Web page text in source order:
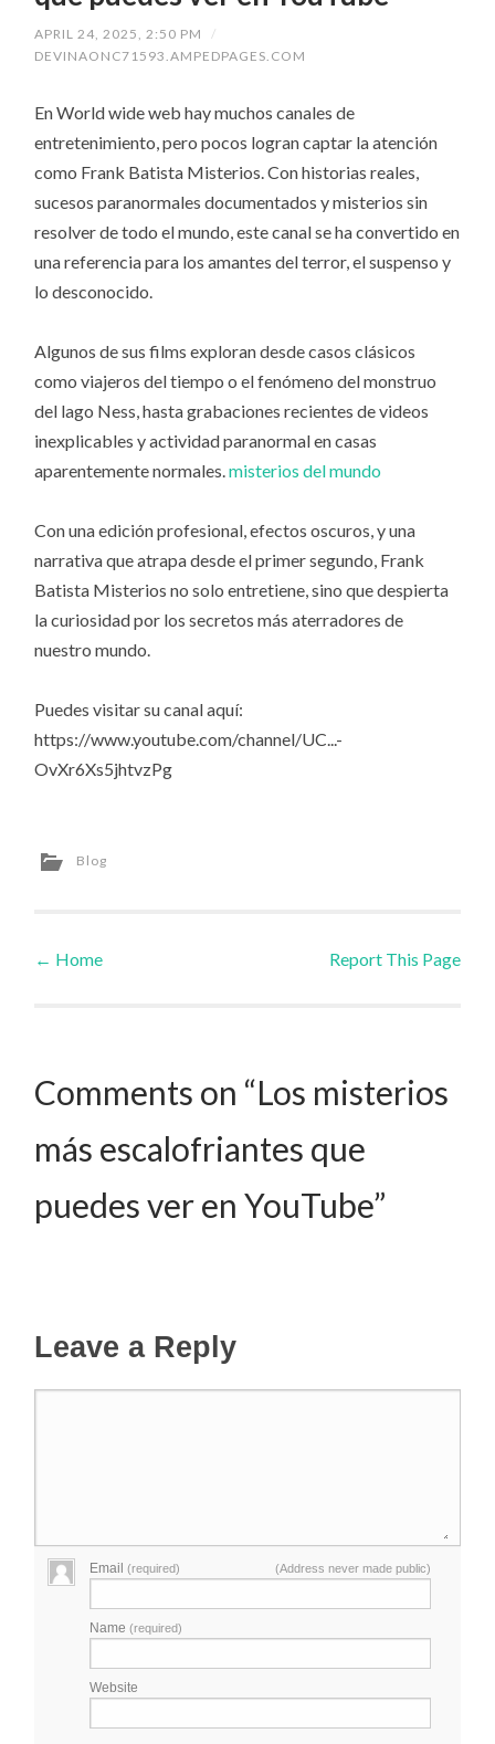
APRIL 24, 2025, 2:50 PM
/
DEVINAONC71593.AMPEDPAGES.COM
En World wide web hay muchos canales de
entretenimiento, pero pocos logran captar la atención
como Frank Batista Misterios. Con historias reales,
sucesos paranormales documentados y misterios sin
resolver de todo el mundo, este canal se ha convertido en
una referencia para los amantes del terror, el suspenso y
lo desconocido.
Algunos de sus films exploran desde casos clásicos
como viajeros del tiempo o el fenómeno del monstruo
del lago Ness, hasta grabaciones recientes de videos
inexplicables y actividad paranormal en casas
aparentemente normales.misterios del mundo
Con una edición profesional, efectos oscuros, y una
narrativa que atrapa desde el primer segundo, Frank
Batista Misterios no solo entretiene, sino que despierta
la curiosidad por los secretos más aterradores de
nuestro mundo.
Puedes visitar su canal aquí:
https://www.youtube.com/channel/UC...-
OvXr6Xs5jhtvzPg
Blog
Post navigation
← Home Report This Page
Comments on “Los misterios
más escalofriantes que
puedes ver en YouTube”
Leave a Reply
Email(required) (Address never made public)
Name(required)
Website